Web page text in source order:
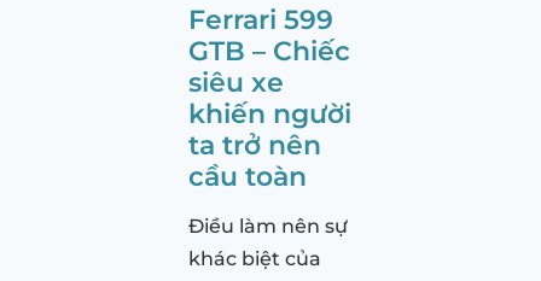
Ferrari 599
GTB – Chiếc
siêu xe
khiến người
ta trở nên
cầu toàn
Điều làm nên sự
khác biệt của